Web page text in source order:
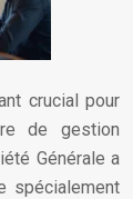
crucial pour
de gestion
Générale a
spécialement